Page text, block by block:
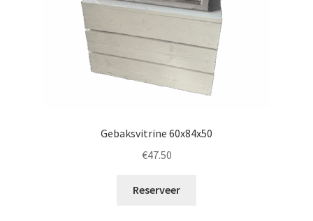
Gebaksvitrine 60x84x50
€47.50
Reserveer